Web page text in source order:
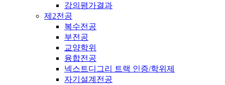
강의평가결과
제2전공
복수전공
부전공
교양학위
융합전공
넥스트디그리 트랙 인증/학위제
자기설계전공